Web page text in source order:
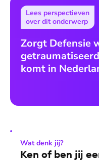
Lees perspectieven
over dit onderwerp
Zorgt Defensie
komt in
Wat denk jij?
Ken of ben jij